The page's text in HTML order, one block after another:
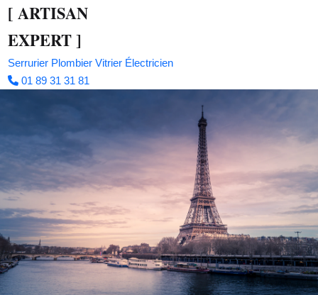
[ ARTISAN
EXPERT]
Serrurier Plombier Vitrier Électricien
01 89 31 31 81